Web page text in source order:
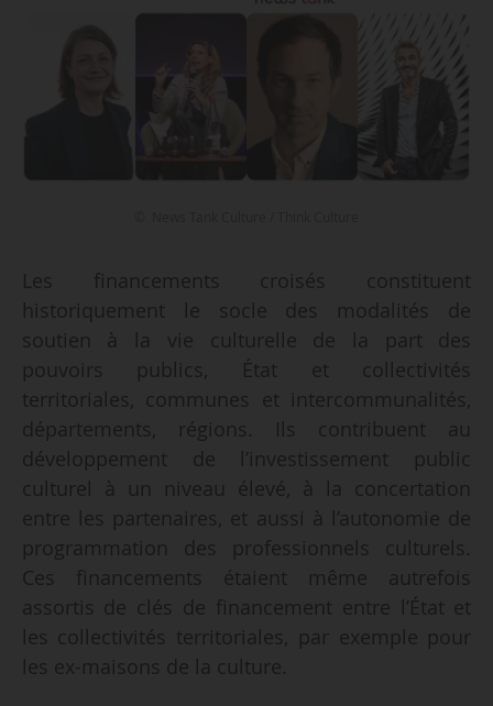
Les financements croisés constituent
historiquement le socle des modalités de
soutien à la vie culturelle de la part des
pouvoirs publics, État et collectivités
territoriales, communes et intercommunalités,
départements, régions. Ils contribuent au
développement de l’investissement public
culturel à un niveau élevé, à la concertation
entre les partenaires, et aussi à l’autonomie de
programmation des professionnels culturels.
Ces financements étaient même autrefois
assortis de clés de financement entre l’État et
les collectivités territoriales, par exemple pour
les ex-maisons de la culture.